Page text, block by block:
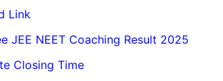
Link
JEE NEET Coaching Result 2025
Closing Time